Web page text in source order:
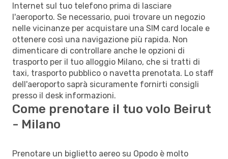
Internet sul tuo telefono prima di lasciare
l'aeroporto. Se necessario, puoi trovare un negozio
nelle vicinanze per acquistare una SIM card locale e
ottenere così una navigazione più rapida. Non
dimenticare di controllare anche le opzioni di
trasporto per il tuo alloggio Milano, che si tratti di
taxi, trasporto pubblico o navetta prenotata. Lo staff
dell'aeroporto saprà sicuramente fornirti consigli
presso il desk informazioni.
Come prenotare il tuo volo Beirut
- Milano
Prenotare un biglietto aereo su Opodo è molto